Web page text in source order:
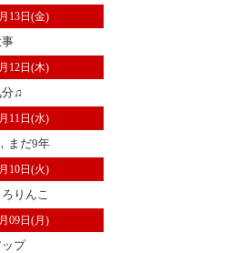
13日(金)
12日(木)
分♫
11日(水)
まだ9年
10日(火)
りんこ
09日(月)
プ